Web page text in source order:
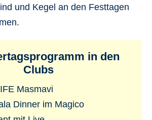
und Kegel an den Festtagen
in den
Clubs
Masmavi
Dinner im Magico